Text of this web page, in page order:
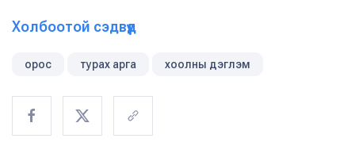
Холбоотой сэдвүүд
орос турах арга хоолны дэглэм